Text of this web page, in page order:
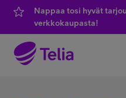
Nappaa tosi hyvät
verkkokaupasta!